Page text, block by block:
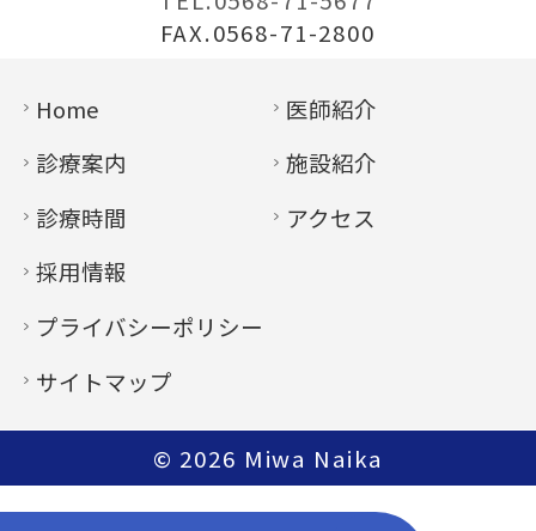
FAX.0568-71-2800
Home
医師紹介
診療案内
施設紹介
診療時間
アクセス
採用情報
プライバシーポリシー
サイトマップ
© 2026 Miwa Naika